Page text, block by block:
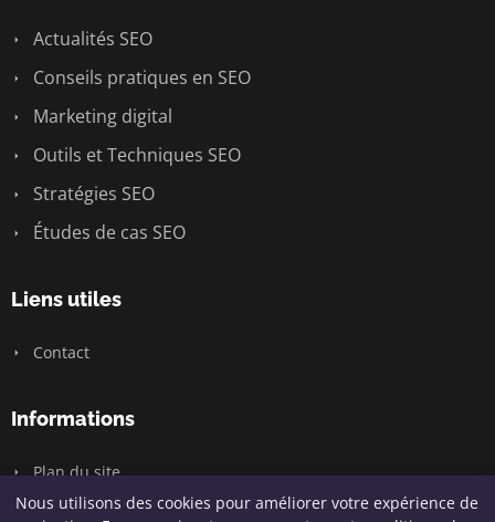
Actualités SEO
Conseils pratiques en SEO
Marketing digital
Outils et Techniques SEO
Stratégies SEO
Études de cas SEO
Liens utiles
Contact
Informations
Plan du site
Nous utilisons des cookies pour améliorer votre expérience de